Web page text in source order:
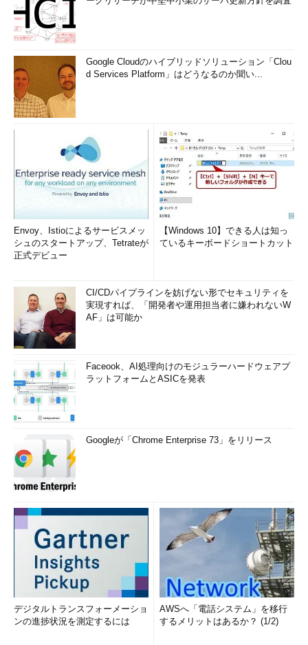
Google Cloudのハイブリッドソリューション「Clou
d Services Platform」はどうなるのか聞い...
Envoy、Istioによるサービスメッ
シュのスタートアップ、Tetrateが
正式デビュー
【Windows 10】できる人は知っ
ているキーボードショートカット
CI/CDパイプラインを妨げない形でセキュリティを
実現すれば、「開発者や運用担当者に嫌われないW
AF」は可能か
Faceook、AI処理向けのモジュラーハードウェアプ
ラットフォームとASICを発表
Googleが「Chrome Enterprise 73」をリリース
デジタルトランスフォーメーショ
ンの進捗状況を測定するには
AWSへ「電話システム」を移行
するメリットはあるか？ (1/2)